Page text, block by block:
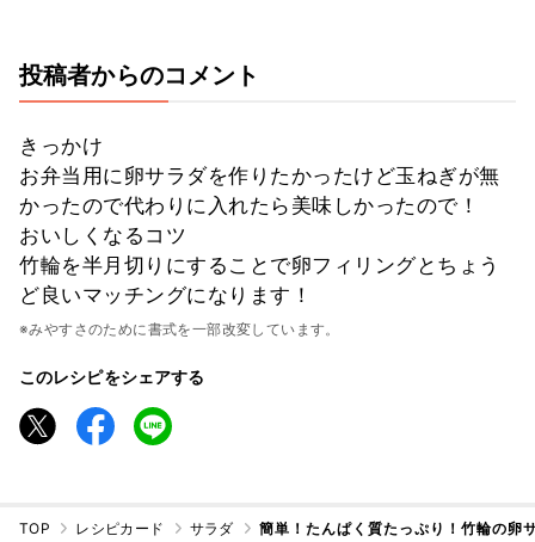
投稿者からのコメント
きっかけ
お弁当用に卵サラダを作りたかったけど玉ねぎが無
かったので代わりに入れたら美味しかったので！
おいしくなるコツ
竹輪を半月切りにすることで卵フィリングとちょう
ど良いマッチングになります！
※みやすさのために書式を一部改変しています。
このレシピをシェアする
TOP レシピカード サラダ 簡単！たんぱく質たっぷり！竹輪の卵